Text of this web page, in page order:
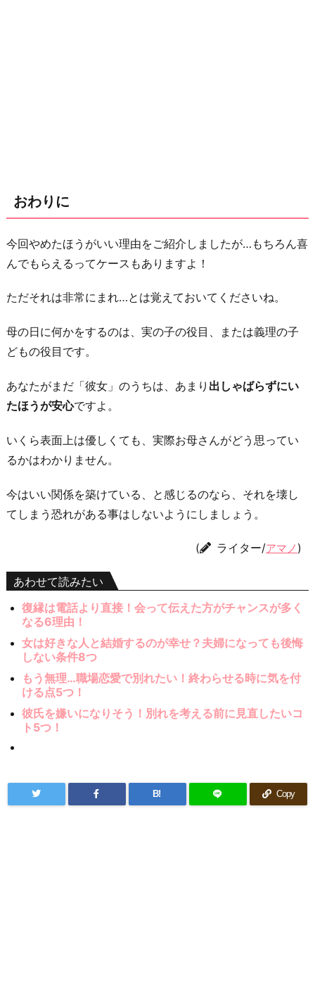
おわりに
今回やめたほうがいい理由をご紹介しましたが…もちろん喜
んでもらえるってケースもありますよ！
ただそれは非常にまれ…とは覚えておいてくださいね。
母の日に何かをするのは、実の子の役目、または義理の子
どもの役目です。
あなたがまだ「彼女」のうちは、あまり 出しゃばらずにい
たほうが安心ですよ。
いくら表面上は優しくても、実際お母さんがどう思ってい
るかはわかりません。
今はいい関係を築けている、と感じるのなら、それを壊し
てしまう恐れがある事はしないようにしましょう。
( ライター/アマノ )
あわせて読みたい
復縁は電話より直接！会って伝えた方がチャンスが多く
なる6理由！
女は好きな人と結婚するのが幸せ？夫婦になっても後悔
しない条件8つ
もう無理…職場恋愛で別れたい！終わらせる時に気を付
ける点5つ！
彼氏を嫌いになりそう！別れを考える前に見直したいコ
ト5つ！
B! Copy